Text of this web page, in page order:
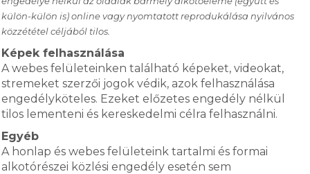
külön-külön is) online vagy nyomtatott reprodukálása nyilvános
közzététel céljából tilos.
Képek felhasználása
A webes felületeinken található képeket, videokat,
stremeket szerzői jogok védik, azok felhasználása
engedélyköteles. Ezeket előzetes engedély nélkül
tilos lementeni és kereskedelmi célra felhasználni.
Egyéb
A honlap és webes felületeink tartalmi és formai
alkotórészei közlési engedély esetén sem